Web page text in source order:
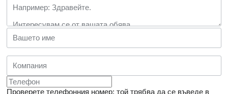
Проверете телефонния номер: той трябва да се въведе в